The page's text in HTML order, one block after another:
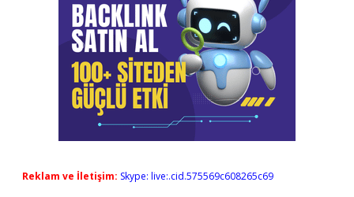
Reklam ve İletişim: Skype: live:.cid.575569c608265c69